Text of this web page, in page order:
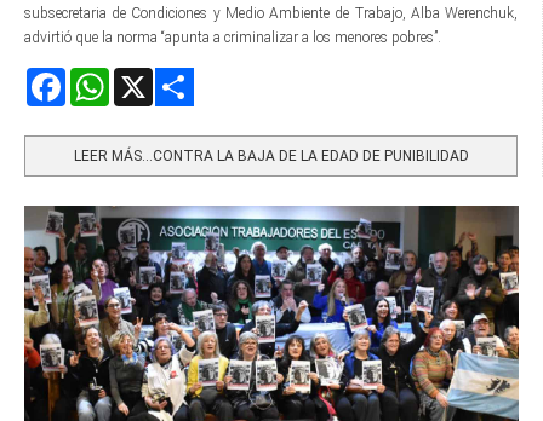
subsecretaria de Condiciones y Medio Ambiente de Trabajo, Alba Werenchuk,
advirtió que la norma “apunta a criminalizar a los menores pobres”.
FacebookWhatsApp
LEER MÁS…CONTRA LA BAJA DE LA EDAD DE PUNIBILIDAD